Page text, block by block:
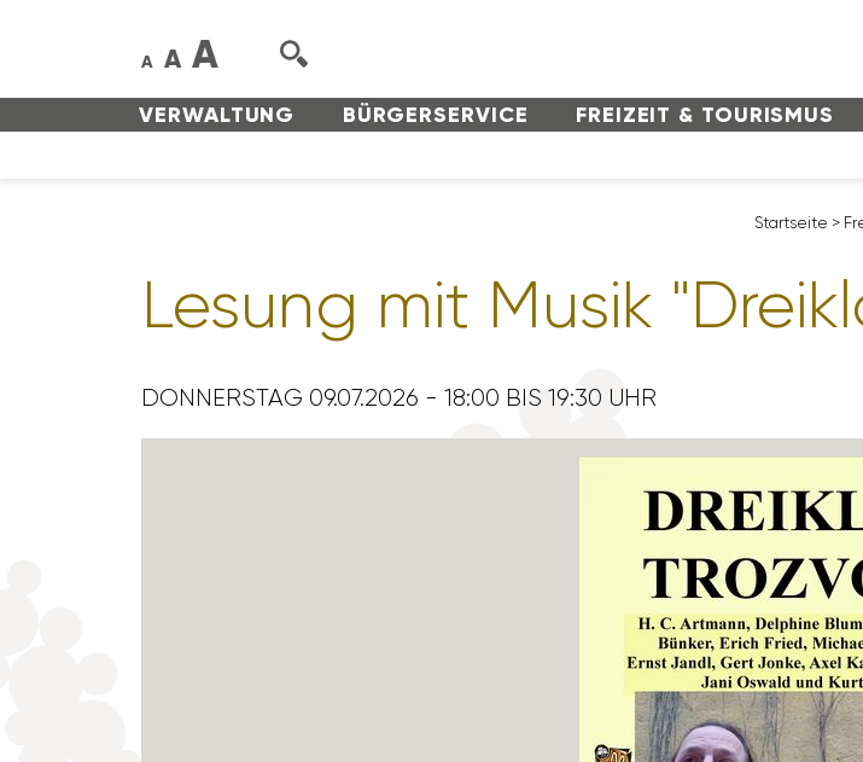
VERWAL­TUNG BÜRGER­SERVICE FREI­ZEIT & TOURISMUS
A A A
Start­seite >
Lesung mit Musik
DONNERSTAG 09.07.2026 - 18:00 BIS 19:30 UHR